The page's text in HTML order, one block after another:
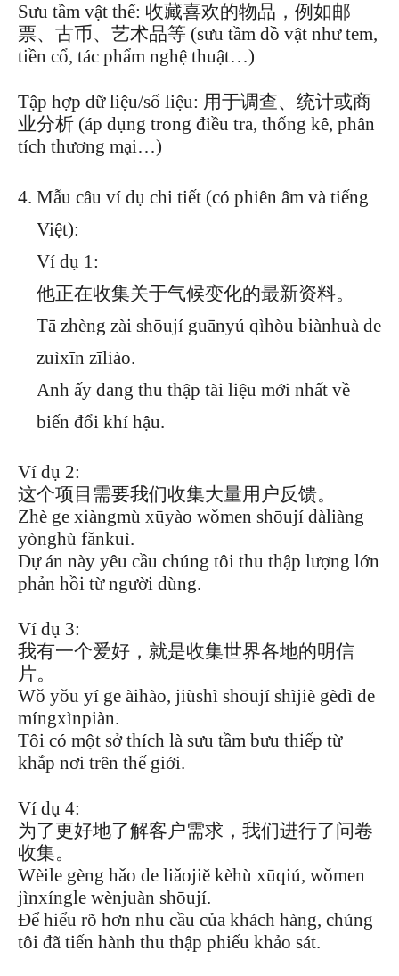
Sưu tầm vật thể: 收藏喜欢的物品，例如邮
票、古币、艺术品等 (sưu tầm đồ vật như tem,
tiền cổ, tác phẩm nghệ thuật…)
Tập hợp dữ liệu/số liệu: 用于调查、统计或商
业分析 (áp dụng trong điều tra, thống kê, phân
tích thương mại…)
Mẫu câu ví dụ chi tiết (có phiên âm và tiếng
Việt):
Ví dụ 1:
他正在收集关于气候变化的最新资料。
Tā zhèng zài shōují guānyú qìhòu biànhuà de
zuìxīn zīliào.
Anh ấy đang thu thập tài liệu mới nhất về
biến đổi khí hậu.
Ví dụ 2:
这个项目需要我们收集大量用户反馈。
Zhè ge xiàngmù xūyào wǒmen shōují dàliàng
yònghù fǎnkuì.
Dự án này yêu cầu chúng tôi thu thập lượng lớn
phản hồi từ người dùng.
Ví dụ 3:
我有一个爱好，就是收集世界各地的明信
片。
Wǒ yǒu yí ge àihào, jiùshì shōují shìjiè gèdì de
míngxìnpiàn.
Tôi có một sở thích là sưu tầm bưu thiếp từ
khắp nơi trên thế giới.
Ví dụ 4:
为了更好地了解客户需求，我们进行了问卷
收集。
Wèile gèng hǎo de liǎojiě kèhù xūqiú, wǒmen
jìnxíngle wènjuàn shōují.
Để hiểu rõ hơn nhu cầu của khách hàng, chúng
tôi đã tiến hành thu thập phiếu khảo sát.